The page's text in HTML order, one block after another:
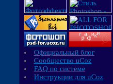
Официальный блог
Сообщество uCoz
FAQ по системе
Инструкции для uCoz